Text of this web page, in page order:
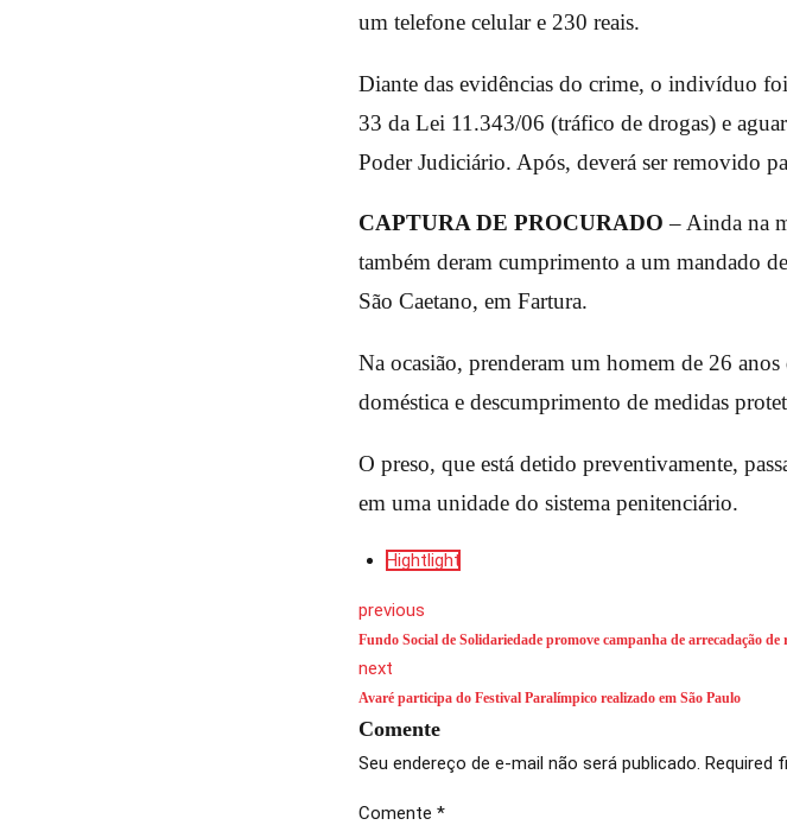
um telefone celular e 230 reais.
Diante das evidências do crime, o indivíduo
33 da Lei 11.343/06 (tráfico de drogas) e
Poder Judiciário. Após, deverá ser removido
CAPTURA DE PROCURADO – Ainda na
também deram cumprimento a um mandado
São Caetano, em Fartura.
Na ocasião, prenderam um homem de 26
doméstica e descumprimento de medidas
O preso, que está detido preventivamente,
em uma unidade do sistema penitenciário.
Hightlight
previous
Fundo Social de Solidariedade promove campanha de arrecadação de
next
Avaré participa do Festival Paralímpico realizado em São Paulo
Comente
Seu endereço de e-mail não será publicado. Required
Comente *